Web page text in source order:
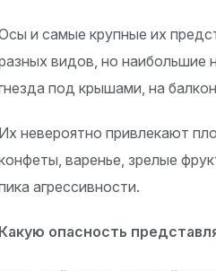
и самые крупные их
видов, но
под крышами, на
Их невероятно привлекают
варенье, зрелые
агрессивности.
Какую опасность